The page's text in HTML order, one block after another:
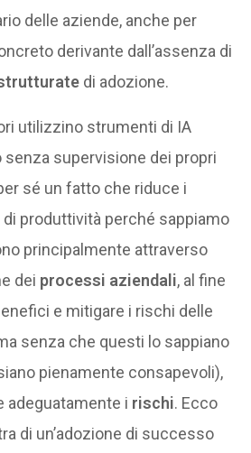
delle aziende, anche per
derivante dall’assenza di
di adozione.
utilizzino strumenti di IA
senza supervisione dei propri
sé un fatto che riduce i
produttività perché sappiamo
principalmente attraverso
dei processi aziendali, al fine
e mitigare i rischi delle
senza che questi lo sappiano
pienamente consapevoli),
adeguatamente i rischi. Ecco
di un’adozione di successo